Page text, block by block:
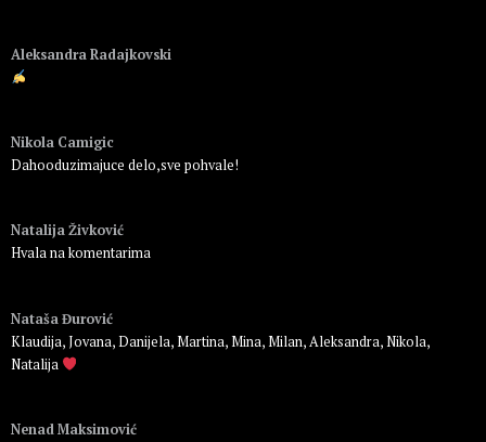
Aleksandra Radajkovski
Nikola Camigic
Dahooduzimajuce delo,sve pohvale!
Natalija Živković
Hvala na komentarima
Nataša Đurović
Klaudija, Jovana, Danijela, Martina, Mina, Milan, Aleksandra, Nikola,
Natalija
Nenad Maksimović